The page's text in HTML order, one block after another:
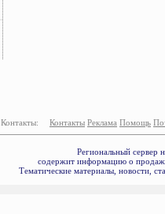
Контакты: Контакты Реклама Помощь
Региональный сервер
содержит информацию о
Тематические материалы, новости,